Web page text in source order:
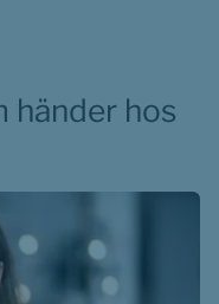
händer hos